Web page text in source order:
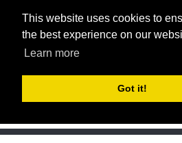
This website uses cookies to
the best experience on our
Learn more
Got it!
ทำนุบำรุงศิลปวัฒนธรรม
ข่าวประกาศรับสมัครงาน
มาตรการป้องกันการแพร่ระบาดของเชื้อ